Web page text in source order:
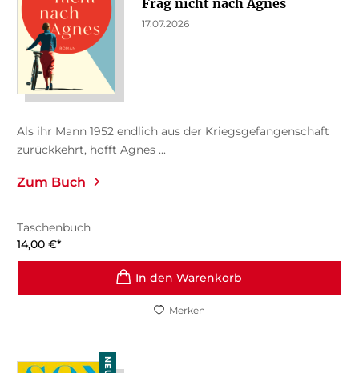
17.07.2026
Als ihr Mann 1952 endlich aus der Kriegsgefangenschaft
zurückkehrt, hofft Agnes ...
Zum Buch
Taschenbuch
14,00 €*
In den Warenkorb
Merken
NEU